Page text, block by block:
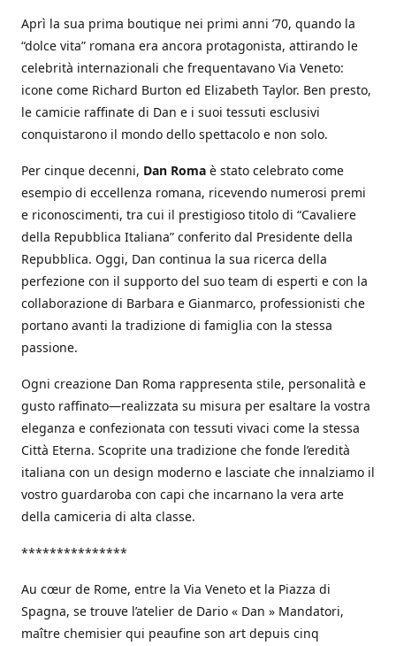
Aprì la sua prima boutique nei primi anni ’70, quando la
“dolce vita” romana era ancora protagonista, attirando le
celebrità internazionali che frequentavano Via Veneto:
icone come Richard Burton ed Elizabeth Taylor. Ben presto,
le camicie raffinate di Dan e i suoi tessuti esclusivi
conquistarono il mondo dello spettacolo e non solo.
Per cinque decenni, Dan Roma è stato celebrato come
esempio di eccellenza romana, ricevendo numerosi premi
e riconoscimenti, tra cui il prestigioso titolo di “Cavaliere
della Repubblica Italiana” conferito dal Presidente della
Repubblica. Oggi, Dan continua la sua ricerca della
perfezione con il supporto del suo team di esperti e con la
collaborazione di Barbara e Gianmarco, professionisti che
portano avanti la tradizione di famiglia con la stessa
passione.
Ogni creazione Dan Roma rappresenta stile, personalità e
gusto raffinato—realizzata su misura per esaltare la vostra
eleganza e confezionata con tessuti vivaci come la stessa
Città Eterna. Scoprite una tradizione che fonde l’eredità
italiana con un design moderno e lasciate che innalziamo il
vostro guardaroba con capi che incarnano la vera arte
della camiceria di alta classe.
***************
Au cœur de Rome, entre la Via Veneto et la Piazza di
Spagna, se trouve l’atelier de Dario « Dan » Mandatori,
maître chemisier qui peaufine son art depuis cinq